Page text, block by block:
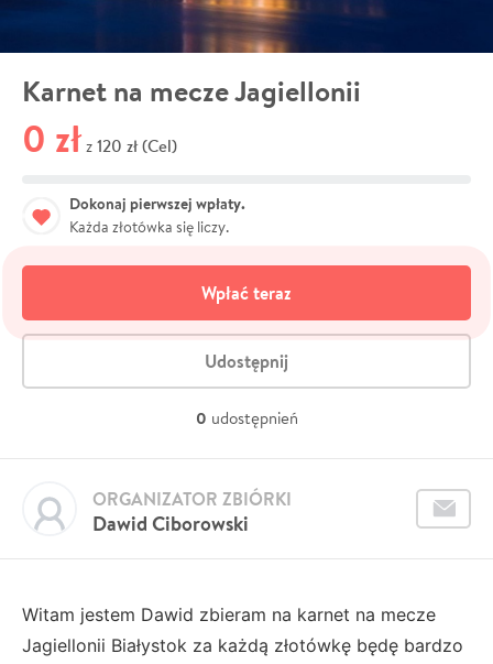
Karnet na mecze Jagiellonii
0 zł z 120 zł (Cel)
Dokonaj pierwszej wpłaty.
Każda złotówka się liczy.
Wpłać teraz
Udostępnij
0 udostępnień
Dawid Ciborowski
ORGANIZATOR ZBIÓRKI
Witam jestem Dawid zbieram na karnet na mecze
Jagiellonii Białystok za każdą złotówkę będę bardzo